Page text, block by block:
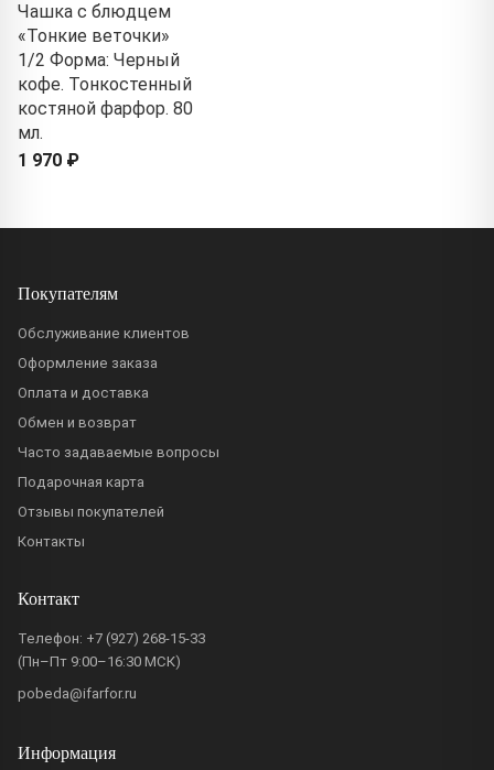
Чашка с блюдцем
«Тонкие веточки»
1/2 Форма: Черный
кофе. Тонкостенный
костяной фарфор. 80
мл.
1 970 ₽
Покупателям
Обслуживание клиентов
Оформление заказа
Оплата и доставка
Обмен и возврат
Часто задаваемые вопросы
Подарочная карта
Отзывы покупателей
Контакты
Контакт
Телефон: +7 (927) 268-15-33
(Пн–Пт 9:00–16:30 МСК)
pobeda@ifarfor.ru
Информация